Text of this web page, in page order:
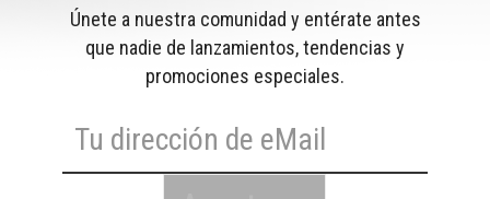
Únete a nuestra comunidad y entérate antes
que nadie de lanzamientos, tendencias y
promociones especiales.